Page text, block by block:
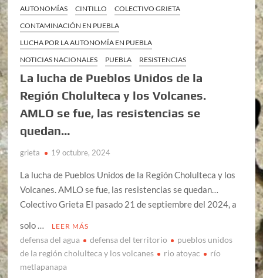
AUTONOMÍAS CINTILLO
COLECTIVO GRIETA
CONTAMINACIÓN EN PUEBLA
LUCHA POR LA AUTONOMÍA EN PUEBLA
NOTICIAS NACIONALES
PUEBLA RESISTENCIAS
La lucha de Pueblos Unidos de la
Región Cholulteca y los Volcanes.
AMLO se fue, las resistencias se
quedan…
grieta 19 octubre, 2024
La lucha de Pueblos Unidos de la Región Cholulteca y los
Volcanes. AMLO se fue, las resistencias se quedan…
Colectivo Grieta El pasado 21 de septiembre del 2024, a
solo …
LEER MÁS
defensa del agua defensa del territorio
pueblos unidos
de la región cholulteca y los volcanes
rio atoyac
río
metlapanapa